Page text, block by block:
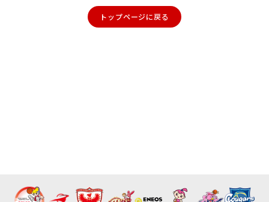
トップページに戻る